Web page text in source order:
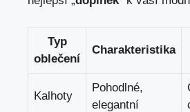
Typ
oblečení
Charakteristika
Kalhoty
Pohodlné,
elegantní